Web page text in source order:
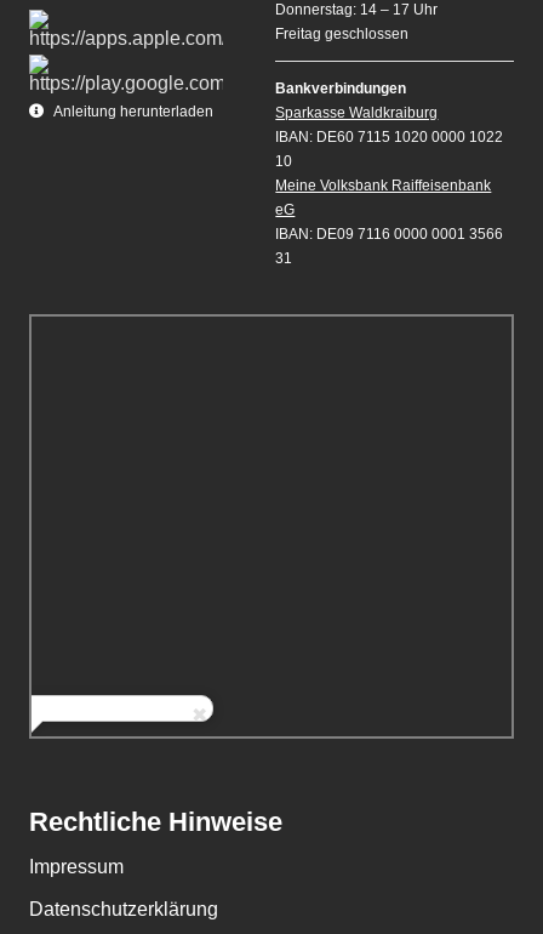
Anleitung herunterladen
Donnerstag: 14 – 17 Uhr
Freitag geschlossen
Bankverbindungen
Sparkasse Waldkraiburg
IBAN: DE60 7115 1020 0000 1022
10
Meine Volksbank Raiffeisenbank
eG
IBAN: DE09 7116 0000 0001 3566
31
Rechtliche Hinweise
Impressum
Datenschutzerklärung